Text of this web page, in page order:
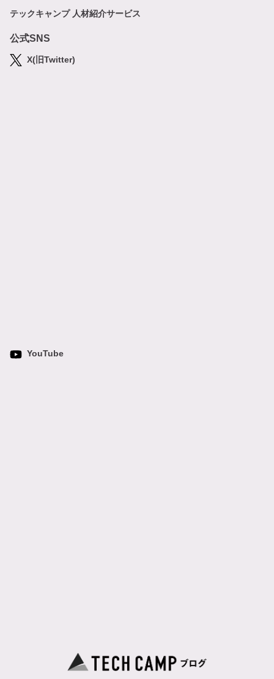
テックキャンプ 人材紹介サービス
公式SNS
X(旧Twitter)
YouTube